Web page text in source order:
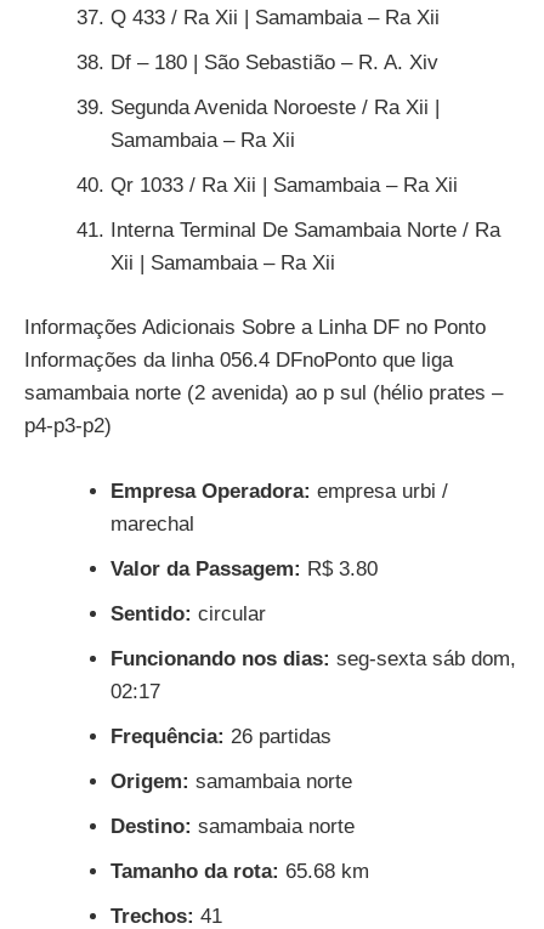
Q 433 / Ra Xii | Samambaia – Ra Xii
Df – 180 | São Sebastião – R. A. Xiv
Segunda Avenida Noroeste / Ra Xii |
Samambaia – Ra Xii
Qr 1033 / Ra Xii | Samambaia – Ra Xii
Interna Terminal De Samambaia Norte / Ra
Xii | Samambaia – Ra Xii
Informações Adicionais Sobre a Linha DF no Ponto
Informações da linha 056.4 DFnoPonto que liga
samambaia norte (2 avenida) ao p sul (hélio prates –
p4-p3-p2)
Empresa Operadora: empresa urbi /
marechal
Valor da Passagem: R$ 3.80
Sentido: circular
Funcionando nos dias: seg-sexta sáb dom,
02:17
Frequência: 26 partidas
Origem: samambaia norte
Destino: samambaia norte
Tamanho da rota: 65.68 km
Trechos: 41